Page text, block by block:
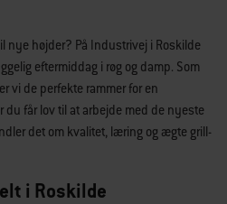
nye højder? På Industrivej i Roskilde
eftermiddag i røg og damp. Som
vi de perfekte rammer for en
får lov til at arbejde med de nyeste
det om kvalitet, læring og ægte grill-
i Roskilde